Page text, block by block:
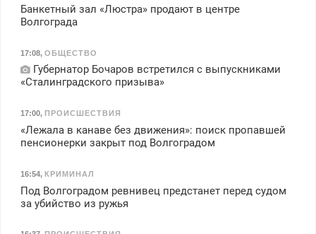
Банкетный зал «Люстра» продают в центре
Волгограда
17:08, ОБЩЕСТВО
Губернатор Бочаров встретился с выпускниками
«Сталинградского призыва»
17:00, ПРОИСШЕСТВИЯ
«Лежала в канаве без движения»: поиск пропавшей
пенсионерки закрыт под Волгоградом
16:54, КРИМИНАЛ
Под Волгоградом ревнивец предстанет перед судом
за убийство из ружья